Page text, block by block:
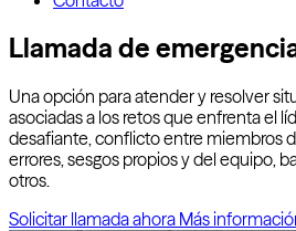
Llamada de
Una opción para atender y resolver
asociadas a los retos que enfrenta el
desafiante, conflicto entre miembros
errores, sesgos propios y del equipo,
otros.
Solicitar llamada ahora Más